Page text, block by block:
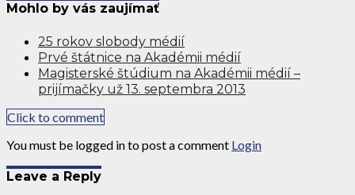
Mohlo by vás zaujímať
25 rokov slobody médií
Prvé štátnice na Akadémii médií
Magisterské štúdium na Akadémii médií –
prijímačky už 13. septembra 2013
Click to comment
You must be logged in to post a comment Login
Leave a Reply